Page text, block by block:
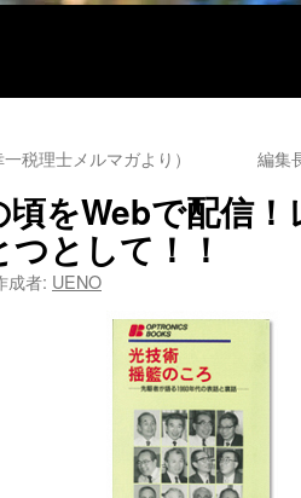
税理士メルマガより） 編集
をWebで配信
として！！
成者: UENO